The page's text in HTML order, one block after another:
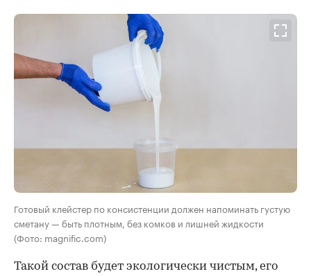
Готовый клейстер по консистенции должен напоминать густую
сметану — быть плотным, без комков и лишней жидкости
(Фото: magnific.com)
Такой состав будет экологически чистым, его